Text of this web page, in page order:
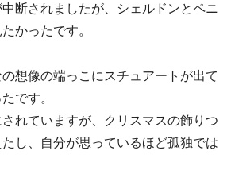
断されましたが、シェルドンとペニ
かったです。
想像の端っこにスチュアートが出て
です。
れていますが、クリスマスの飾りつ
し、自分が思っているほど孤独では